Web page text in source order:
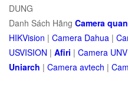
DUNG
Danh Sách Hãng Camera
HIKVision | Camera Dahua |
USVISION | Afiri | Camera UNV
Uniarch | Camera avtech |